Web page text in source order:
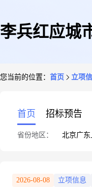
李兵红应城
您当前的位置： 首页 立项
首页 招标预告
省份地区： 北京广东
2026-08-08 立项信息